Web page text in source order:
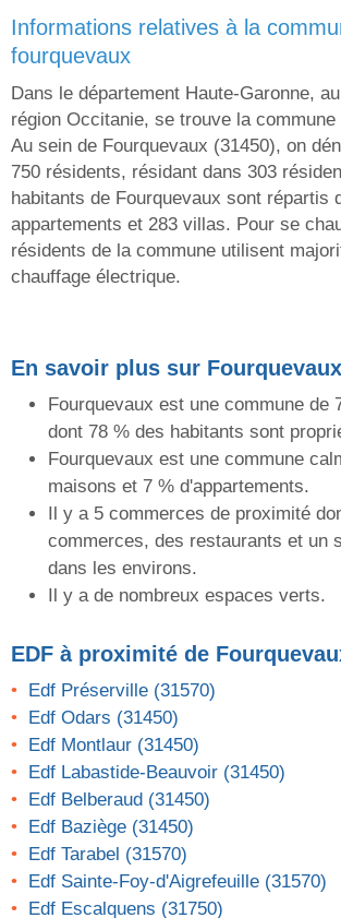
informations relatives à la commune de
fourquevaux
Dans le département Haute-Garonne,
région Occitanie, se trouve la commune
Au sein de Fourquevaux (31450), on
750 résidents, résidant dans 303
habitants de Fourquevaux sont répartis
appartements et 283 villas. Pour se
résidents de la commune utilisent
chauffage électrique.
En savoir plus sur Fourquevaux
Fourquevaux est une commune de
dont 78 % des habitants sont
Fourquevaux est une commune
maisons et 7 % d'appartements.
Il y a 5 commerces de proximité
commerces, des restaurants et un
dans les environs.
Il y a de nombreux espaces verts.
EDF à proximité de
Edf Préserville (31570)
Edf Odars (31450)
Edf Montlaur (31450)
Edf Labastide-Beauvoir (31450)
Edf Belberaud (31450)
Edf Baziège (31450)
Edf Tarabel (31570)
Edf Sainte-Foy-d'Aigrefeuille (31570)
Edf Escalquens (31750)